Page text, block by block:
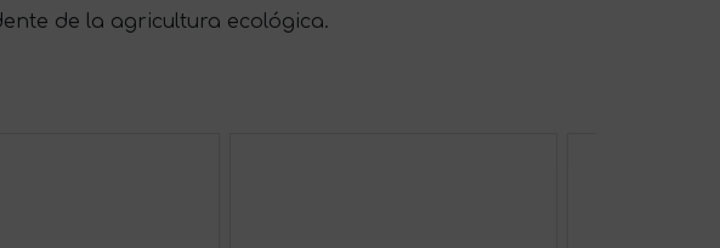
de la agricultura ecológica.